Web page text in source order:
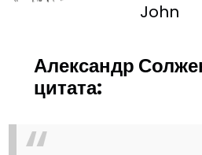
John
Александр
цитата: